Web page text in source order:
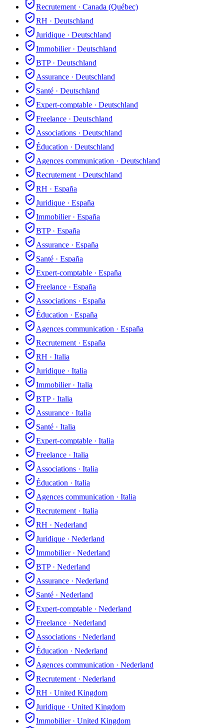
Recrutement · Canada (Québec)
RH · Deutschland
Juridique · Deutschland
Immobilier· Deutschland
BTP· Deutschland
Assurance · Deutschland
Santé · Deutschland
Expert-comptable · Deutschland
Freelance · Deutschland
Associations · Deutschland
Éducation · Deutschland
Agences communication · Deutschland
Recrutement · Deutschland
RH · España
Juridique · España
Immobilier· España
BTP· España
Assurance · España
Santé · España
Expert-comptable · España
Freelance · España
Associations · España
Éducation · España
Agences communication · España
Recrutement · España
RH · Italia
Juridique · Italia
Immobilier· Italia
BTP· Italia
Assurance · Italia
Santé · Italia
Expert-comptable · Italia
Freelance · Italia
Associations · Italia
Éducation · Italia
Agences communication · Italia
Recrutement · Italia
RH · Nederland
Juridique · Nederland
Immobilier· Nederland
BTP· Nederland
Assurance · Nederland
Santé · Nederland
Expert-comptable · Nederland
Freelance · Nederland
Associations · Nederland
Éducation · Nederland
Agences communication · Nederland
Recrutement · Nederland
RH · United Kingdom
Juridique · United Kingdom
Immobilier· United Kingdom